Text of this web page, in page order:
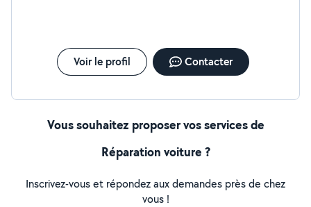
Voir le profil Contacter
Vous souhaitez proposer vos services de
Réparation voiture ?
Inscrivez-vous et répondez aux demandes près de chez
vous !